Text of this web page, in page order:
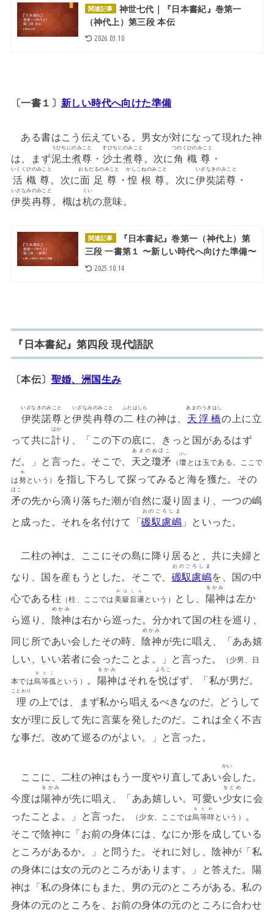
関連記事
神世七代｜『日本書紀』巻第一
（神代上）第三段 本伝
2026.03.10
〔一書１〕 新しい時代へ向けた準備
ある書はこう伝えている。男女が対になって現れた神
は、まず泥土煮尊
うひぢにのみこと
・ 沙土煮尊
すひぢにのみこと
。次に角樴尊
つのくひのみこと
・
活樴尊
いくくひのみこと
。次に面足尊
おもだるのみこと
・惶根尊
かしこねのみこと
。次に伊奘諾尊
いざなきのみこと
・
伊奘冉尊
いざなみのみこと
。樴は杭
くい
の意味。
関連記事
『日本書紀』巻第一（神代上）第
三段 一書第１ 〜新しい時代へ向けた準備〜
2025.10.14
『日本書紀』第四段 現代語訳
〔本伝〕 聖婚、洲国生み
伊奘諾尊
いざなきのみこと
と伊奘冉尊
いざなみのみこと
の二柱
ふたはしら
の神は、 天浮橋
あまのうきはし
の上に立
って共に計
はか
り、「この下の底に、きっと国があるはず
だ。」と言った。そこで、 天之瓊矛
あまのぬほこ
（瓊
けい
とは玉である。ここで
は努
ぬ
という） を指し下ろして探ってみると海を獲た。その
矛
ほこ
の先から滴り落ちた潮が自然に凝り固まり、一つの嶋
と成った。それを名付けて「磤馭慮嶋
おのごろしま
」といった。
二柱の神は、ここにその島に降り居ると、共に夫婦と
なり、国を産もうとした。そこで、 磤馭慮嶋
おのごろしま
を、国の中
心である柱 （柱、ここでは美簸旨邏
みはしら
という） とし、 陽神
をかみ
は左か
ら巡り、 陰神
めかみ
は右から巡った。分かれて国の柱を巡り、
同じ所であい会したその時、陰神
めかみ
が先に唱え、「ああ嬉
しい、いい若者に会ったことよ。」と言った。
（少男、日
本では烏等孤
をとこ
という） 。 陽神
をかみ
はそれを悦
よろこ
ばず、「私が男だ。
理
ことわり
の上では、まず私から唱えるべきなのだ。どうして
女が理に反して先に言葉を発したのだ。これは全く不吉
な事だ。改めて巡るのがよい。」と言った。
ここに、二柱の神はもう一度やり直してあい会
かい
した。
今度は陽神
をかみ
が先に唱え、「ああ嬉しい。可愛い少女
をとめ
に会
ったことよ。」と言った。
（少女、ここでは烏等咩
をとめ
という） 。
そこで陰神に「お前の身体には、なにか形を成している
ところがあるか。」と問うた。それに対し、陰神が「私
の身体には女の元のところがあります。」と答えた。陽
神は「私の身体にもまた、男の元のところがある。私の
身体の元のところを、お前の身体の元のところに合わせ